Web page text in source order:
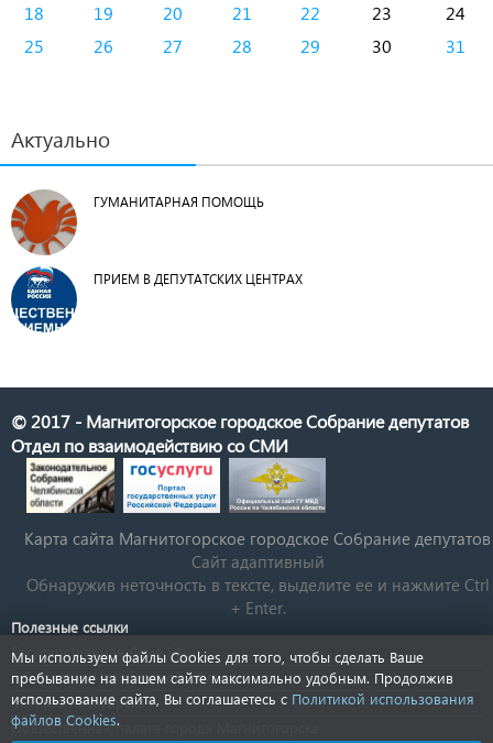
18
19 20 21 22 23
24
25
26 27 28 29 30 31
Актуально
ГУМАНИТАРНАЯ ПОМОЩЬ
ПРИЕМ В ДЕПУТАТСКИХ ЦЕНТРАХ
© 2017 - Магнитогорское городское Собрание депутатов
Отдел по взаимодействию со СМИ
Карта сайта Магнитогорское городское Cобрание депутатов
Сайт адаптивный
Обнаружив неточность в тексте, выделите ее и нажмите Ctrl
+ Enter.
Полезные ссылки
Государственная Дума РФ
Губернатор Челябинской области
КСП Магнитогорска
Общественная палата города Магнитогорска
Мы используем файлы Cookies для того, чтобы сделать Ваше
пребывание на нашем сайте максимально удобным. Продолжив
использование сайта, Вы соглашаетесь с Политикой использования
файлов Cookies.